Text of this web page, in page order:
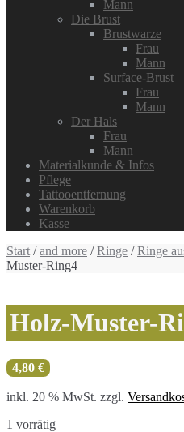
Mann
Die Brust
Brustwarze
Frau
Mann
Surface-Brust
Frau
Mann
Der Hals
Frau
Mann
Materialkunde & Infos
Pflege
Tattooentfernung
Warenkorb
Kasse
Start /and more /Ringe /Ringe
Muster-Ring4
Holz-Muster-
4,80 €
inkl. 20 % MwSt. zzgl.
1 vorrätig